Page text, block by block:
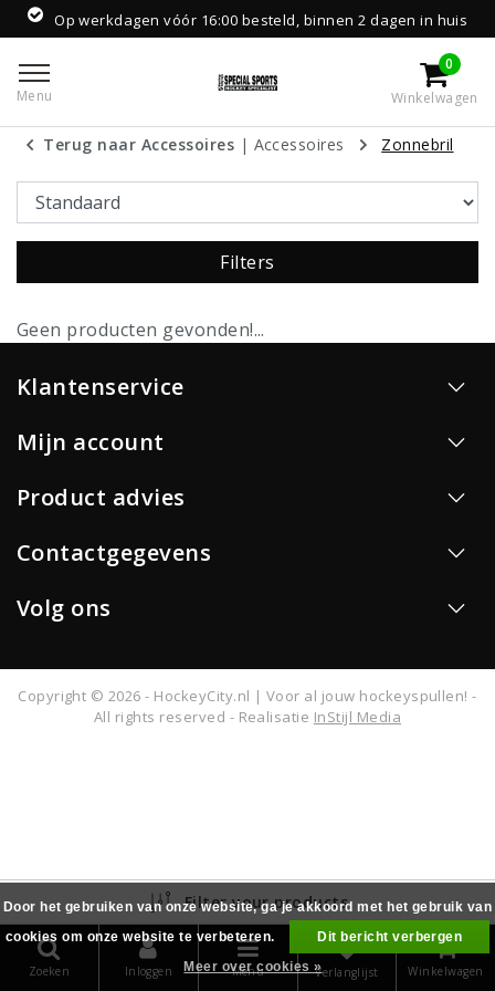
Op werkdagen vóór 16:00 besteld, binnen 2 dagen in huis
Menu
0
Winkelwagen
Terug naar Accessoires | Accessoires Zonnebril
Filters
Geen producten gevonden!...
Klantenservice
Mijn account
Product advies
Contactgegevens
Volg ons
Copyright © 2026 - HockeyCity.nl | Voor al jouw hockeyspullen! -
All rights reserved - Realisatie InStijl Media
Filter your products
Zoeken Inloggen Menu Verlanglijst
0
Winkelwagen
Door het gebruiken van onze website, ga je akkoord met het gebruik van
cookies om onze website te verbeteren.
Dit bericht verbergen
Meer over cookies »